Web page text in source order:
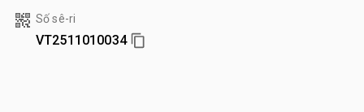
Số sê-ri
VT2511010034